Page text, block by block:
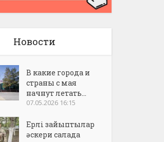
Новости
В какие города и
страны с мая
начнут летать...
07.05.2026 16:15
Ерлі зайыптылар
әскери салада